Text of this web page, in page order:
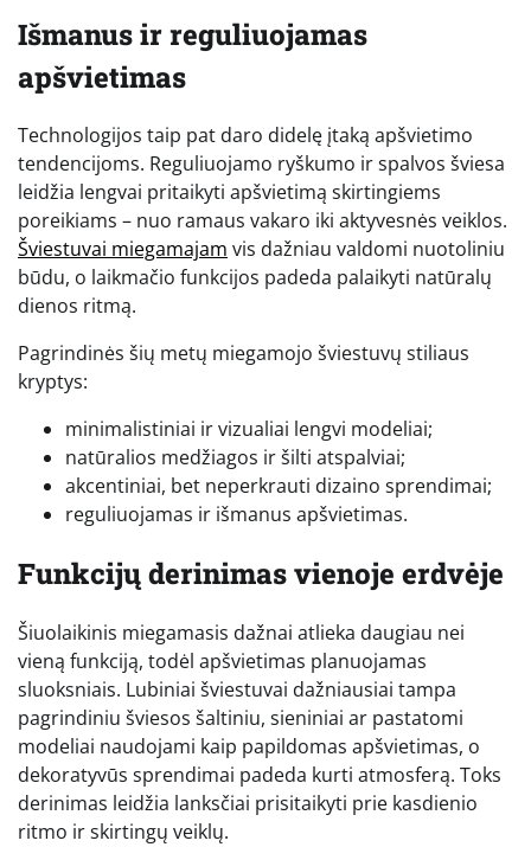
Išmanus ir reguliuojamas
apšvietimas
Technologijos taip pat daro didelę įtaką apšvietimo
tendencijoms. Reguliuojamo ryškumo ir spalvos šviesa
leidžia lengvai pritaikyti apšvietimą skirtingiems
poreikiams – nuo ramaus vakaro iki aktyvesnės veiklos.
Šviestuvai miegamajam vis dažniau valdomi nuotoliniu
būdu, o laikmačio funkcijos padeda palaikyti natūralų
dienos ritmą.
Pagrindinės šių metų miegamojo šviestuvų stiliaus
kryptys:
minimalistiniai ir vizualiai lengvi modeliai;
natūralios medžiagos ir šilti atspalviai;
akcentiniai, bet neperkrauti dizaino sprendimai;
reguliuojamas ir išmanus apšvietimas.
Funkcijų derinimas vienoje erdvėje
Šiuolaikinis miegamasis dažnai atlieka daugiau nei
vieną funkciją, todėl apšvietimas planuojamas
sluoksniais. Lubiniai šviestuvai dažniausiai tampa
pagrindiniu šviesos šaltiniu, sieniniai ar pastatomi
modeliai naudojami kaip papildomas apšvietimas, o
dekoratyvūs sprendimai padeda kurti atmosferą. Toks
derinimas leidžia lanksčiai prisitaikyti prie kasdienio
ritmo ir skirtingų veiklų.